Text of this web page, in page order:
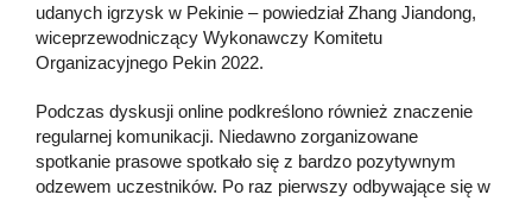
udanych igrzysk w Pekinie – powiedział Zhang Jiandong,
wiceprzewodniczący Wykonawczy Komitetu
Organizacyjnego Pekin 2022.
Podczas dyskusji online podkreślono również znaczenie
regularnej komunikacji. Niedawno zorganizowane
spotkanie prasowe spotkało się z bardzo pozytywnym
odzewem uczestników. Po raz pierwszy odbywające się w